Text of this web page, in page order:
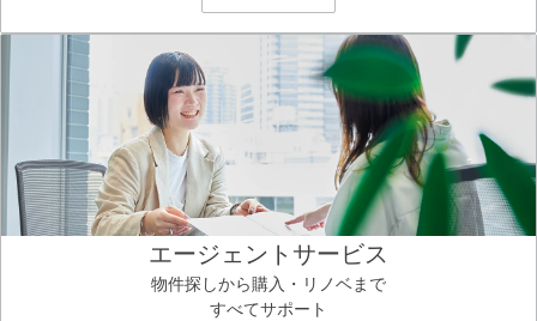
エージェントサービス
物件探しから購入・リノベまで
すべてサポート